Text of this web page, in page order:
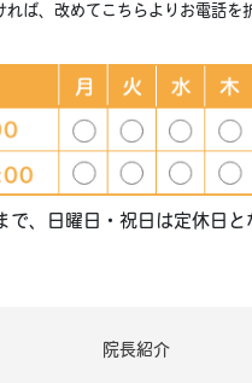
れば、改めてこちらよりお電話を
、日曜日・祝日は定休日と
院長紹介